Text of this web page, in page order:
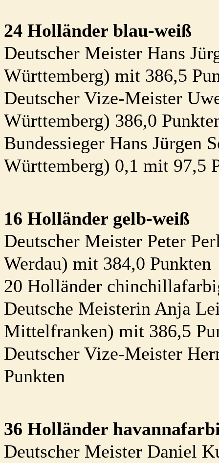
24 Holländer blau-weiß
Deutscher Meister Hans
Württemberg) mit 386,5
Deutscher Vize-Meister
Württemberg) 386,0
Bundessieger Hans Jürgen
Württemberg) 0,1 mit 97,5
16 Holländer gelb-weiß
Deutscher Meister Peter
Werdau) mit 384,0 Punkten
20 Holländer
Deutsche Meisterin Anja
Mittelfranken) mit 386,5
Deutscher Vize-Meister
Punkten
36 Holländer
Deutscher Meister Daniel